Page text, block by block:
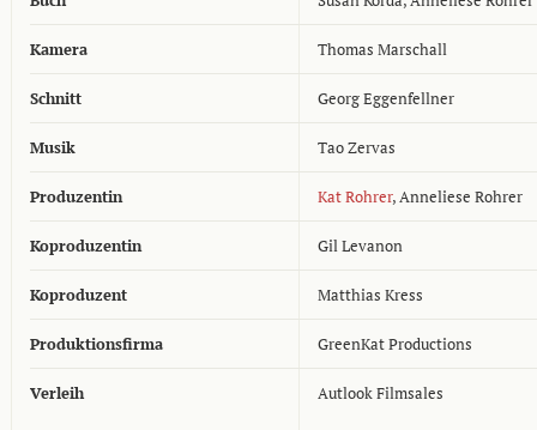
Kamera Thomas Marschall
Schnitt Georg Eggenfellner
Musik Tao Zervas
Produzentin Kat Rohrer,Anneliese Rohrer
Koproduzentin Gil Levanon
Koproduzent Matthias Kress
Produktionsfirma GreenKat Productions
Verleih Autlook Filmsales